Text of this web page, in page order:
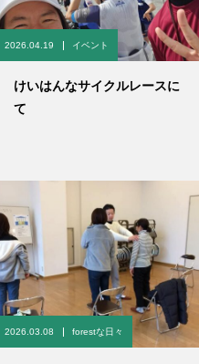
2026.04.19 イベント
けいはんなサイクルレースに
て
2026.03.08 forestな日々